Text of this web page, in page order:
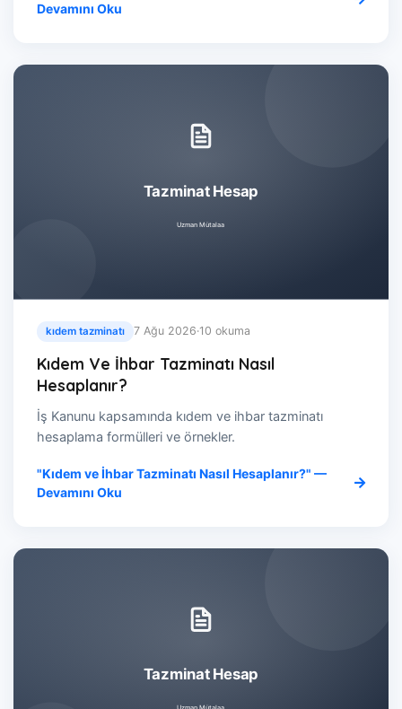
Devamını Oku
kıdem tazminatı 7 Ağu 2026·10 okuma
Kıdem Ve İhbar Tazminatı Nasıl
Hesaplanır?
İş Kanunu kapsamında kıdem ve ihbar tazminatı
hesaplama formülleri ve örnekler.
"Kıdem ve İhbar Tazminatı Nasıl Hesaplanır?" —
Devamını Oku